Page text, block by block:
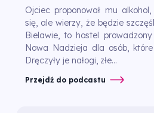
Ojciec proponował mu alkohol,
się, ale wierzy, że będzie
Bielawie, to hostel
Nowa Nadzieja dla osób,
Dręczyły je nałogi, złe...
Przejdź do podcastu